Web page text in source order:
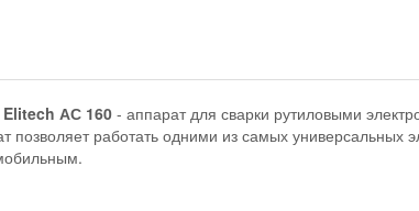
Elitech АС 160 - аппарат для сварки рутиловыми
позволяет работать одними из самых